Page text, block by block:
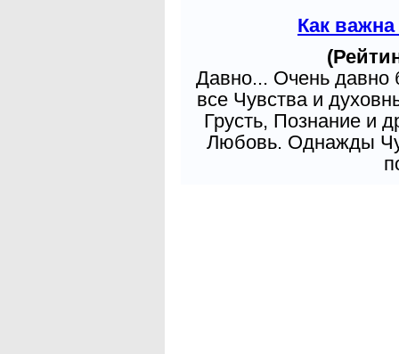
Как
Давно... Очень давно
все Чувства и
Грусть, Познание и
Любовь. Однажды